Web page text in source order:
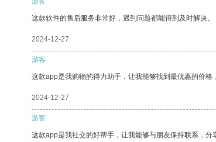
这款软件的售后服务非常好，遇到问题都能得到及时解决。
2024-12-27
游客
这款app是我购物的得力助手，让我能够找到最优惠的价格
2024-12-27
游客
这款app是我社交的好帮手，让我能够与朋友保持联系，分